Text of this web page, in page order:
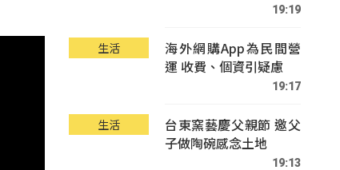
19:19
生活
海外網購App為民間營
運 收費、個資引疑慮
19:17
生活
台東窯藝慶父親節 邀父
子做陶碗感念土地
19:13